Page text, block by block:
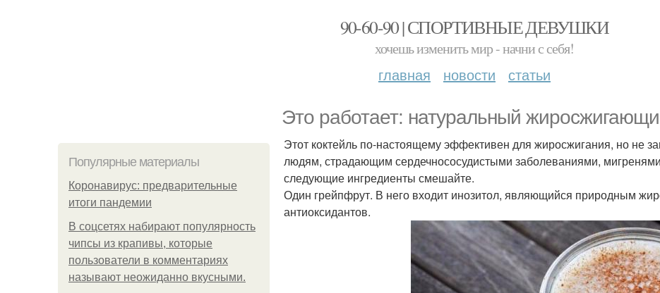
90-60-90 | СПОРТИВНЫЕ ДЕВУШКИ
хочешь изменить мир - начни с себя!
главная новости статьи
Это работает: натуральный
Популярные материалы
Коронавирус: предварительные
итоги пандемии
В соцсетях набирают популярность
чипсы из крапивы, которые
пользователи в комментариях
называют неожиданно вкусными.
Этот коктейль по-настоящему эффективен для жиросжигания, но не
людям, страдающим сердечнососудистыми заболеваниями,
следующие ингредиенты смешайте.
Один грейпфрут. В него входит инозитол, являющийся природным
антиоксидантов.